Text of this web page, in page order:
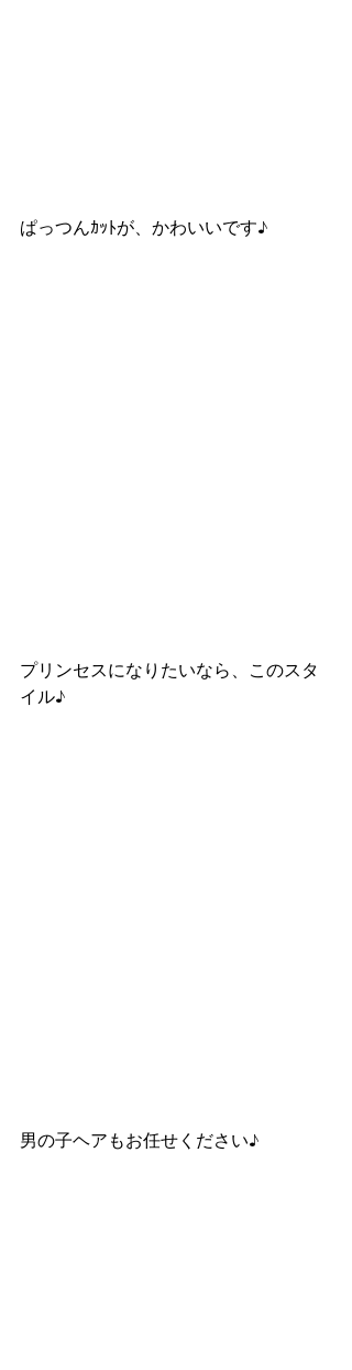
ぱっつんｶｯﾄが、かわいいです♪
プリンセスになりたいなら、このスタ
イル♪
男の子ヘアもお任せください♪